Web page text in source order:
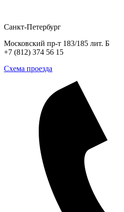
Санкт-Петербург
Московский пр-т 183/185 лит. Б
+7 (812) 374 56 15
Схема проезда